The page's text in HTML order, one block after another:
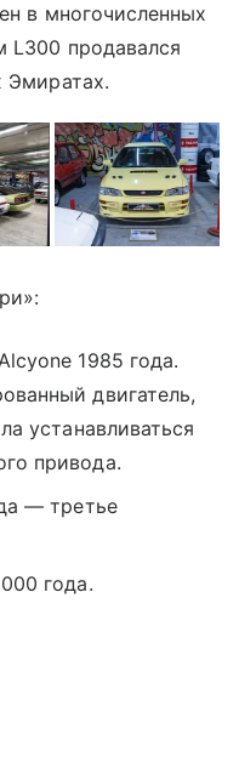
в многочисленных
L300 продавался
Эмиратах.
1985 года.
двигатель,
устанавливаться
привода.
— третье
года.